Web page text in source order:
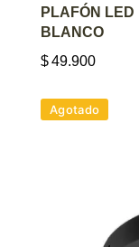
PLAFÓN LED
BLANCO
$49.900
Agotado